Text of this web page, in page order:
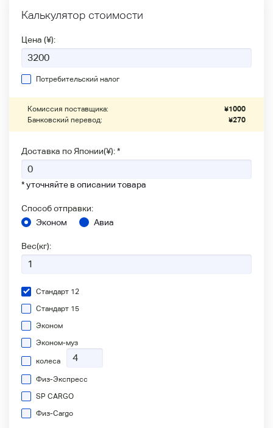
Калькулятор стоимости
Цена (¥):
Потребительский налог
Комиссия поставщика: ¥1000
Банковский перевод:
¥270
Доставка по Японии(¥): *
* уточняйте в описании товара
Способ отправки:
Эконом
Авиа
Вес(кг):
Стандарт 12
Стандарт 15
Эконом
Эконом-муз
колеса
Физ-Экспресс
SP CARGO
Физ-Сargo